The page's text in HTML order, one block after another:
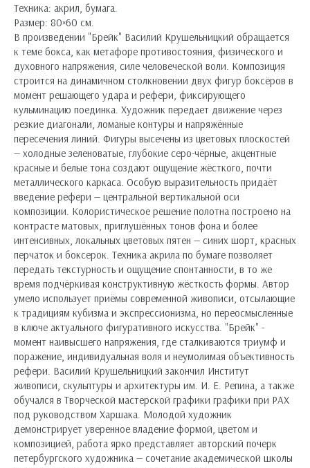
Техника: акрил, бумага.
Размер: 80×60 см.
В произведении "Брейк" Василий Крушельницкий обращается
к теме бокса, как метафоре противостояния, физического и
духовного напряжения, силе человеческой воли. Композиция
строится на динамичном столкновении двух фигур боксёров в
момент решающего удара и рефери, фиксирующего
кульминацию поединка. Художник передает движение через
резкие диагонали, ломаные контуры и напряжённые
пересечения линий. Фигуры высечены из цветовых плоскостей
— холодные зеленоватые, глубокие серо-чёрные, акцентные
красные и белые тона создают ощущение жёсткого, почти
металлического каркаса. Особую выразительность придаёт
введение рефери — центральной вертикальной оси
композиции. Колористическое решение полотна построено на
контрасте матовых, приглушённых тонов фона и более
интенсивных, локальных цветовых пятен — синих шорт, красных
перчаток и боксерок. Техника акрила по бумаге позволяет
передать текстурность и ощущение спонтанности, в то же
время подчёркивая конструктивную жёсткость формы. Автор
умело использует приёмы современной живописи, отсылающие
к традициям кубизма и экспрессионизма, но переосмысленные
в ключе актуального фигуративного искусства. "Брейк" -
момент наивысшего напряжения, где сталкиваются триумф и
поражение, индивидуальная воля и неумолимая объективность
рефери. Василий Крушельницкий закончил Институт
живописи, скульптуры и архитектуры им. И. Е. Репина, а также
обучался в Творческой мастерской графики графики при РАХ
под руководством Харшака. Молодой художник
демонстрирует уверенное владение формой, цветом и
композицией, работа ярко представляет авторский почерк
петербургского художника — сочетание академической школы